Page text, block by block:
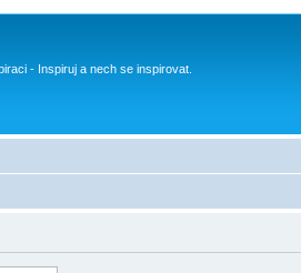
- Inspiruj a nech se inspirovat.